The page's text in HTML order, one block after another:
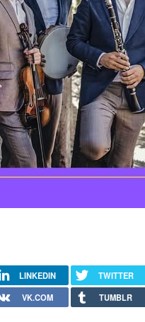
LINKEDIN TWITTER
VK.COM TUMBLR